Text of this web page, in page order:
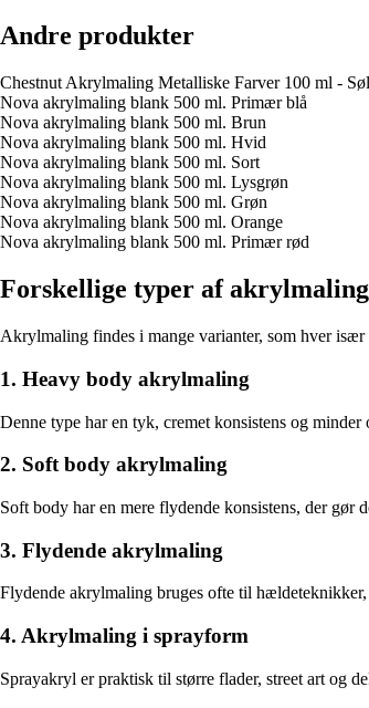
Andre produkter
Chestnut Akrylmaling Metalliske Farver 100 ml -
Nova akrylmaling blank 500 ml. Primær blå
Nova akrylmaling blank 500 ml. Brun
Nova akrylmaling blank 500 ml. Hvid
Nova akrylmaling blank 500 ml. Sort
Nova akrylmaling blank 500 ml. Lysgrøn
Nova akrylmaling blank 500 ml. Grøn
Nova akrylmaling blank 500 ml. Orange
Nova akrylmaling blank 500 ml. Primær rød
Forskellige typer af
Akrylmaling findes i mange varianter, som hver
1. Heavy body akrylmaling
Denne type har en tyk, cremet konsistens og
2. Soft body akrylmaling
Soft body har en mere flydende konsistens, der
3. Flydende akrylmaling
Flydende akrylmaling bruges ofte til
4. Akrylmaling i sprayform
Sprayakryl er praktisk til større flader, street art og